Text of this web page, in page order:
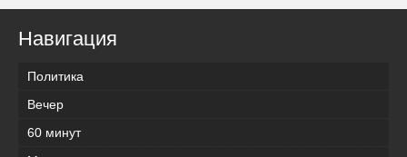
Навигация
Политика
Вечер
60 минут